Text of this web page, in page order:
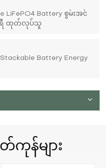
LiFePO4 Battery စွမ်းအင်
ရီ ထုတ်လုပ်သူ
Battery Energy
ကုန်များ